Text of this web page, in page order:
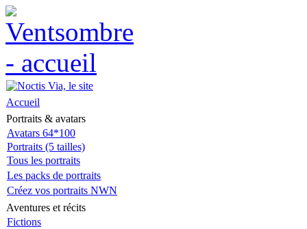
Accueil
Portraits & avatars
Avatars 64*100
Portraits (5 tailles)
Tous les portraits
Les packs de portraits
Créez vos portraits NWN
Aventures et récits
Fictions